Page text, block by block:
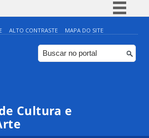
Simplifique!
Comunica BR
Participe
ALTO CONTRASTE MAPA DO SITE
Cultura e